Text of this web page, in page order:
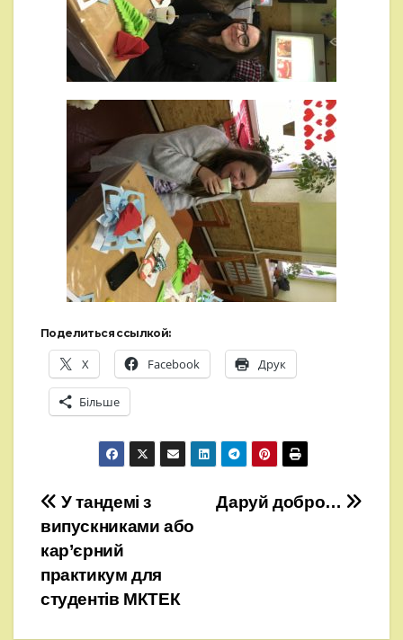
Поделиться ссылкой:
X Facebook Друк
Більше
Навігація
записів
Даруй добро…
У тандемі з
випускниками або
кар’єрний
практикум для
студентів МКТЕК